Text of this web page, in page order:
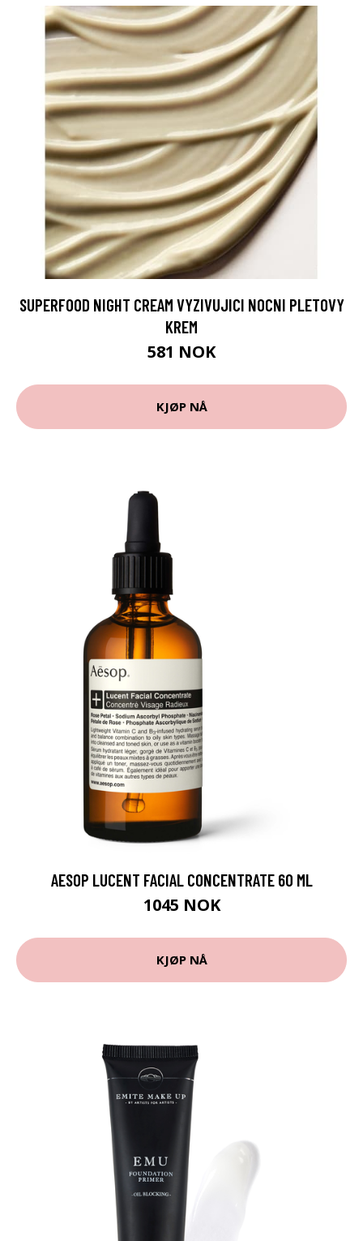
SUPERFOOD NIGHT CREAM VYZIVUJICI NOCNI PLETOVY
KREM
581 NOK
KJØP NÅ
AESOP LUCENT FACIAL CONCENTRATE 60 ML
1045 NOK
KJØP NÅ